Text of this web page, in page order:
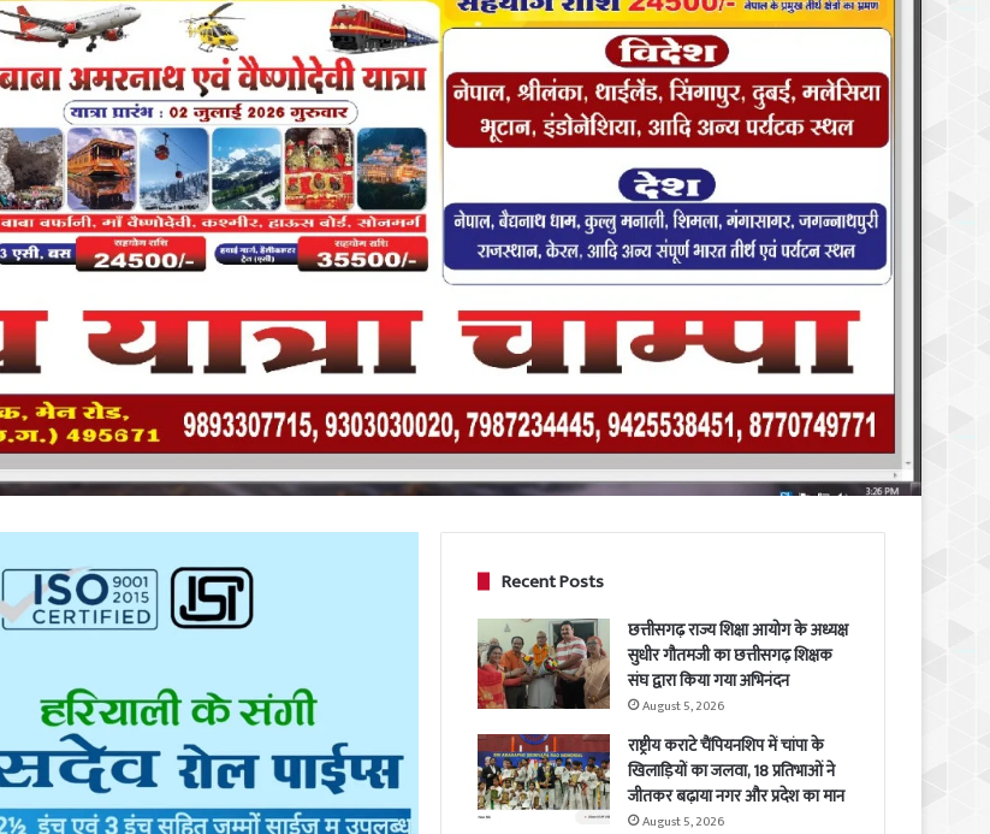
Recent Posts
छत्तीसगढ़ राज्य शिक्षा आयोग के अध्यक्ष
सुधीर गौतमजी का छत्तीसगढ़ शिक्षक
संघ द्वारा किया गया अभिनंदन
August 5, 2026
राष्ट्रीय कराटे चैंपियनशिप में चांपा के
खिलाड़ियों का जलवा, 18 प्रतिभाओं ने
जीतकर बढ़ाया नगर और प्रदेश का मान
August 5, 2026